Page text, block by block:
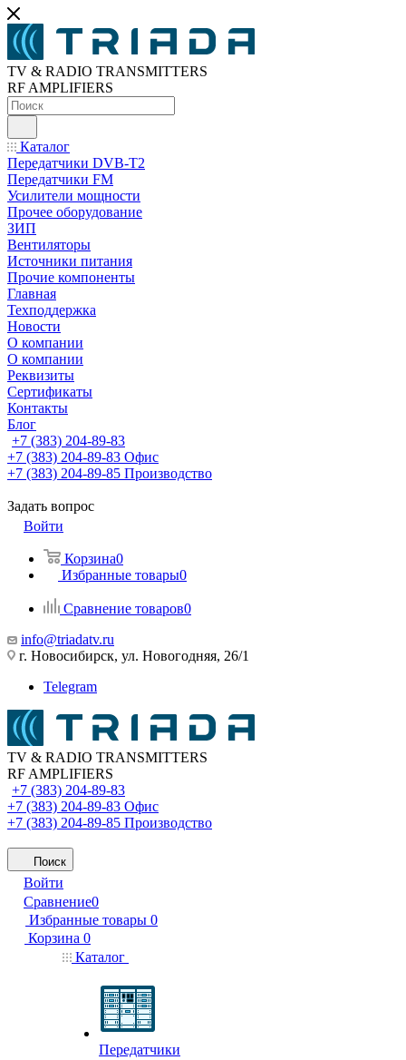
TV & RADIO TRANSMITTERS
RF AMPLIFIERS
Каталог
Передатчики DVB-T2
Передатчики FM
Усилители мощности
Прочее оборудование
ЗИП
Вентиляторы
Источники питания
Прочие компоненты
Главная
Техподдержка
Новости
О компании
О компании
Реквизиты
Сертификаты
Контакты
Блог
+7 (383) 204-89-83
+7 (383) 204-89-83 Офис
+7 (383) 204-89-85 Производство
Задать вопрос
Войти
Корзина0
Избранные товары0
Сравнение товаров0
info@triadatv.ru
г. Новосибирск, ул. Новогодняя, 26/1
Telegram
TV & RADIO TRANSMITTERS
RF AMPLIFIERS
+7 (383) 204-89-83
+7 (383) 204-89-83 Офис
+7 (383) 204-89-85 Производство
Поиск
Войти
Сравнение0
Избранные товары 0
Корзина 0
Каталог
Передатчики